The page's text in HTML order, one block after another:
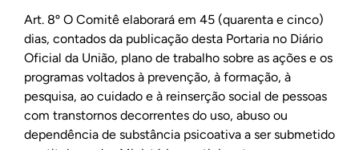
Art. 8º O Comitê elaborará em 45 (quarenta e cinco)
dias, contados da publicação desta Portaria no Diário
Oficial da União, plano de trabalho sobre as ações e os
programas voltados à prevenção, à formação, à
pesquisa, ao cuidado e à reinserção social de pessoas
com transtornos decorrentes do uso, abuso ou
dependência de substância psicoativa a ser submetido